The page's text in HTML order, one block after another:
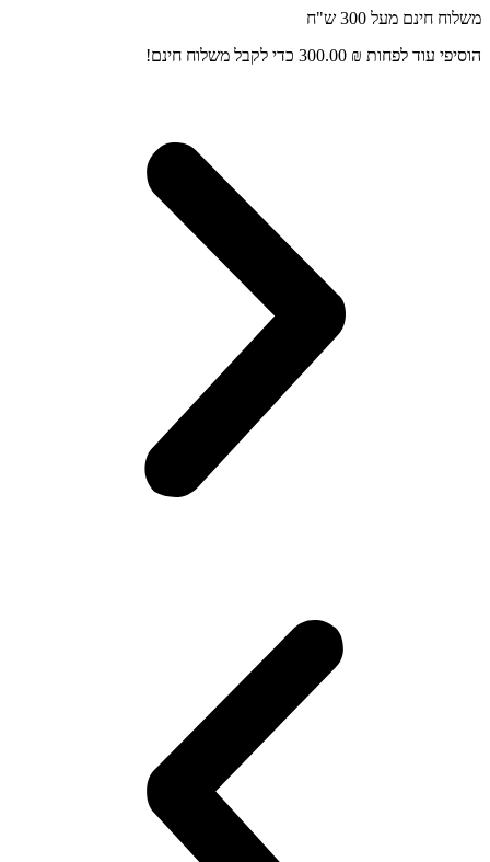
דלג
משלוח חינם מעל 300 ש"ח
הוסיפי עוד לפחות
300.00 ₪ כדי לקבל משלוח חינם!